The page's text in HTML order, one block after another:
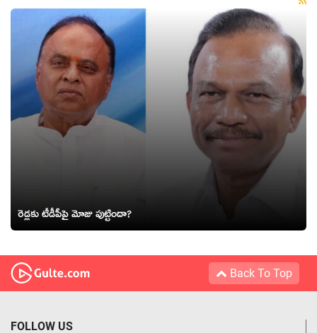
రెడ్లకు టీడీపీపై మోజు పుట్టిందా?
Back To Top
FOLLOW US